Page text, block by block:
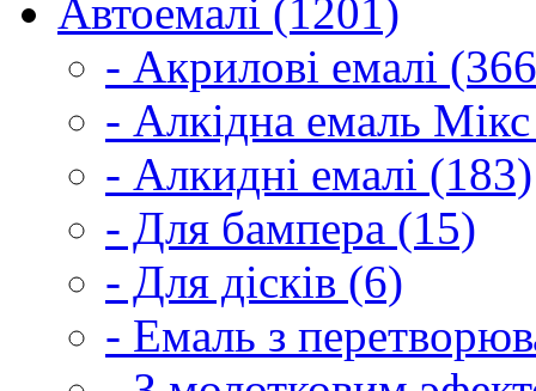
Автоемалі (1201)
- Акрилові емалі
- Алкідна емаль
- Алкидні емалі (183)
- Для бампера (15)
- Для дісків (6)
- Емаль з